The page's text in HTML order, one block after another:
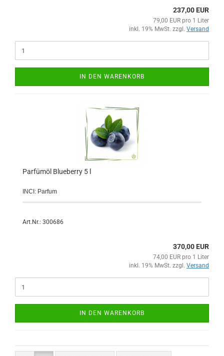
237,00 EUR
79,00 EUR pro 1 Liter
inkl. 19% MwSt. zzgl. Versand
IN DEN WARENKORB
Parfümöl Blueberry 5 l
INCI: Parfum
Art.Nr.: 300686
370,00 EUR
74,00 EUR pro 1 Liter
inkl. 19% MwSt. zzgl. Versand
IN DEN WARENKORB